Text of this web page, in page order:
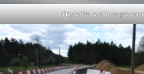
Przyczółki częściowo już